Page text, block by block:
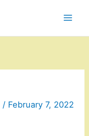
/ February 7, 2022